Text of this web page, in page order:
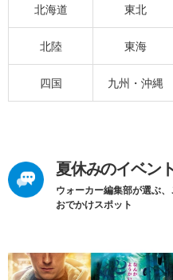
北海道 東北
北陸 東海
四国 九州・沖縄
夏休みのイベン
ウォーカー編集部が選ぶ
おでかけスポット